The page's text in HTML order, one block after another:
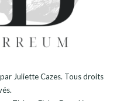
Juliette Cazes. Tous droits